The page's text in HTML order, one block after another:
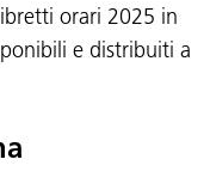
orari 2025 in
e distribuiti a